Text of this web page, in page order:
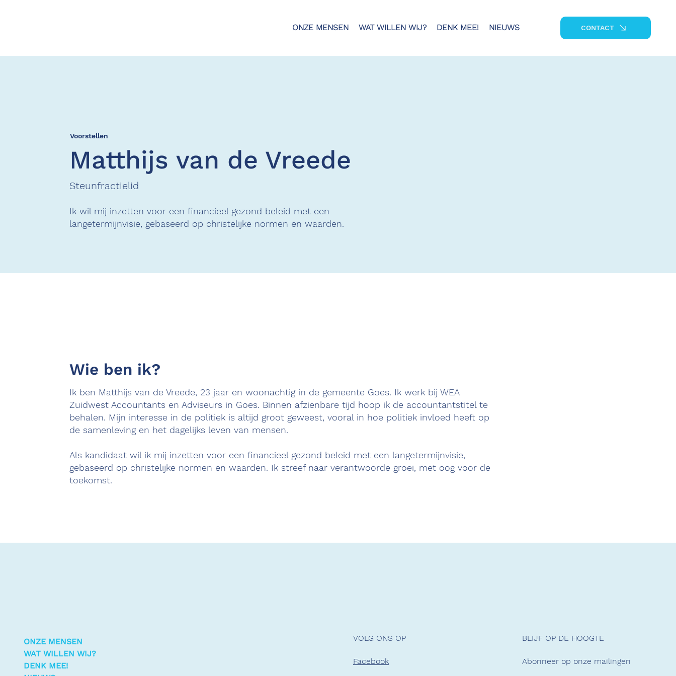
ONZE MENSEN WAT WILLEN WIJ? DENK MEE! NIEUWS CONTACT
Voorstellen
Matthijs van de Vreede
Steunfractielid
Ik wil mij inzetten voor een financieel gezond beleid met een
langetermijnvisie, gebaseerd op christelijke normen en waarden.
Wie ben ik?
Ik ben Matthijs van de Vreede, 23 jaar en woonachtig in de gemeente Goes. Ik werk bij WEA
Zuidwest Accountants en Adviseurs in Goes. Binnen afzienbare tijd hoop ik de accountantstitel te
behalen. Mijn interesse in de politiek is altijd groot geweest, vooral in hoe politiek invloed heeft op
de samenleving en het dagelijks leven van mensen.
Als kandidaat wil ik mij inzetten voor een financieel gezond beleid met een langetermijnvisie,
gebaseerd op christelijke normen en waarden. Ik streef naar verantwoorde groei, met oog voor de
toekomst.
ONZE MENSEN
WAT WILLEN WIJ?
DENK MEE!
VOLG ONS OP
Facebook
BLIJF OP DE HOOGTE
Abonneer op onze mailingen